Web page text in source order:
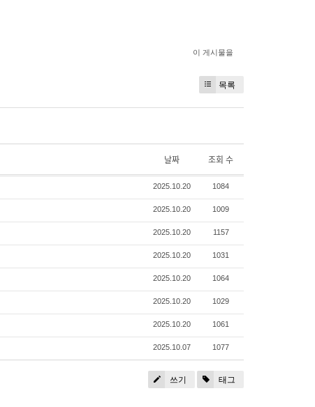
이 게시물을
목록
날짜 조회 수
2025.10.20 1084
2025.10.20 1009
2025.10.20 1157
2025.10.20 1031
2025.10.20 1064
2025.10.20 1029
2025.10.20 1061
2025.10.07 1077
쓰기 태그